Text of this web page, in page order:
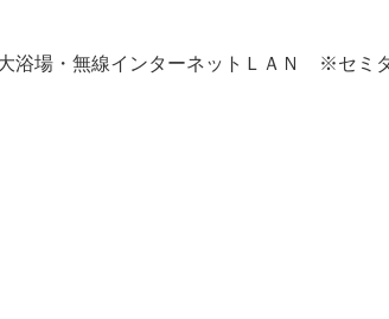
浴場・無線インターネットＬＡＮ ※セミ